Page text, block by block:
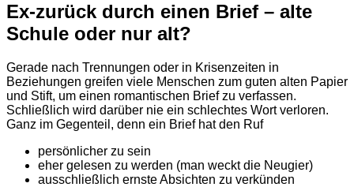
Ex-zurück durch einen Brief – alte
Schule oder nur alt?
Gerade nach Trennungen oder in Krisenzeiten in
Beziehungen greifen viele Menschen zum guten alten Papier
und Stift, um einen romantischen Brief zu verfassen.
Schließlich wird darüber nie ein schlechtes Wort verloren.
Ganz im Gegenteil, denn ein Brief hat den Ruf
persönlicher zu sein
eher gelesen zu werden (man weckt die Neugier)
ausschließlich ernste Absichten zu verkünden